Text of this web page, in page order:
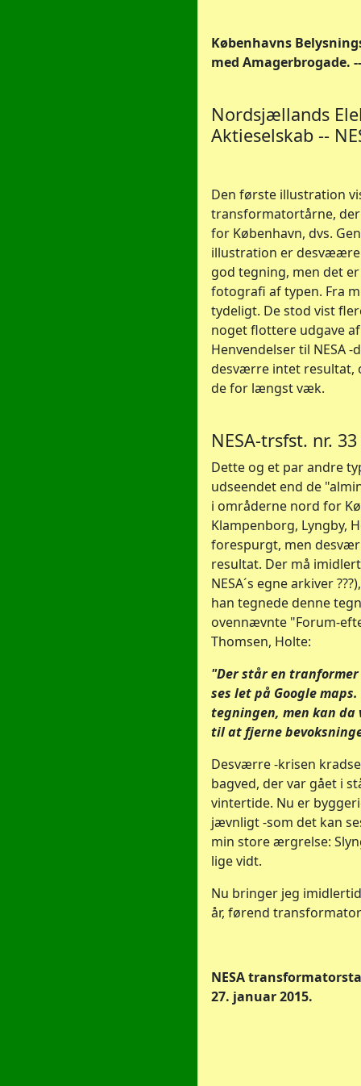
Københavns
med Amagerbrogade.
Nordsjællands
Aktieselskab --
Den første illustration
transformatortårne,
for København, dvs.
illustration er desvæære
god tegning, men det
fotografi af typen. Fra
tydeligt. De stod vist
noget flottere udgave
Henvendelser til NESA
desværre intet resultat,
de for længst væk.
NESA-trsfst. nr.
Dette og et par andre
udseendet end de
i områderne nord for
Klampenborg, Lyngby,
forespurgt, men
resultat. Der må
NESA´s egne arkiver
han tegnede denne
ovennævnte "Forum-
Thomsen, Holte:
"Der står en
ses let på Google
tegningen, men kan da
til at fjerne
Desværre -krisen
bagved, der var gået i
vintertide. Nu er
jævnligt -som det kan
min store ærgrelse:
lige vidt.
Nu bringer jeg
år, førend
NESA
27. januar 2015.